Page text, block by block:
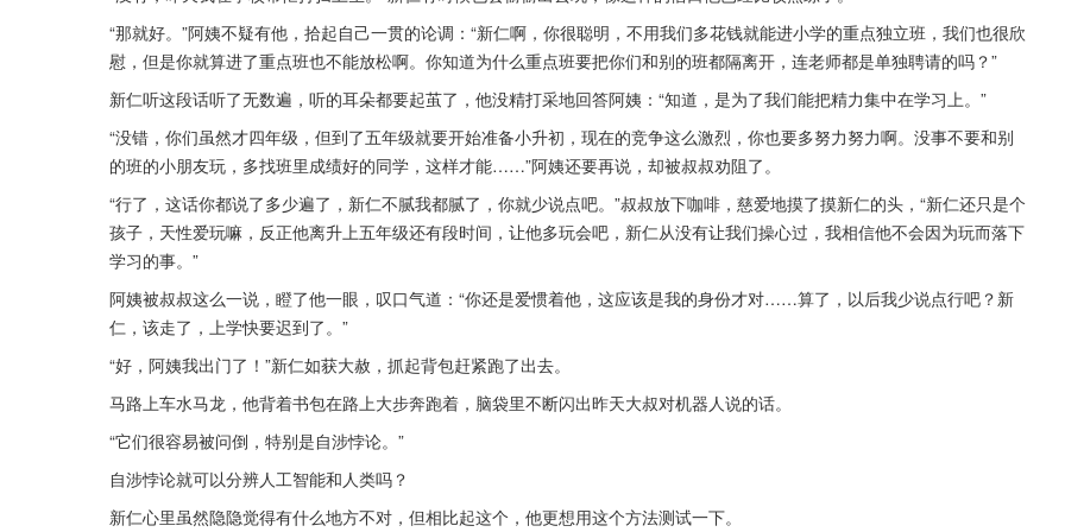
“那就好。”阿姨不疑有他，拾起自己一贯的论调：“新仁啊，你很聪明，不用我们多花钱就能进小学的重点独立班，我们也很欣
慰，但是你就算进了重点班也不能放松啊。你知道为什么重点班要把你们和别的班都隔离开，连老师都是单独聘请的吗？”
新仁听这段话听了无数遍，听的耳朵都要起茧了，他没精打采地回答阿姨：“知道，是为了我们能把精力集中在学习上。”
“没错，你们虽然才四年级，但到了五年级就要开始准备小升初，现在的竞争这么激烈，你也要多努力努力啊。没事不要和别
的班的小朋友玩，多找班里成绩好的同学，这样才能……”阿姨还要再说，却被叔叔劝阻了。
“行了，这话你都说了多少遍了，新仁不腻我都腻了，你就少说点吧。”叔叔放下咖啡，慈爱地摸了摸新仁的头，“新仁还只是个
孩子，天性爱玩嘛，反正他离升上五年级还有段时间，让他多玩会吧，新仁从没有让我们操心过，我相信他不会因为玩而落下
学习的事。”
阿姨被叔叔这么一说，瞪了他一眼，叹口气道：“你还是爱惯着他，这应该是我的身份才对……算了，以后我少说点行吧？新
仁，该走了，上学快要迟到了。”
“好，阿姨我出门了！”新仁如获大赦，抓起背包赶紧跑了出去。
马路上车水马龙，他背着书包在路上大步奔跑着，脑袋里不断闪出昨天大叔对机器人说的话。
“它们很容易被问倒，特别是自涉悖论。”
自涉悖论就可以分辨人工智能和人类吗？
新仁心里虽然隐隐觉得有什么地方不对，但相比起这个，他更想用这个方法测试一下。